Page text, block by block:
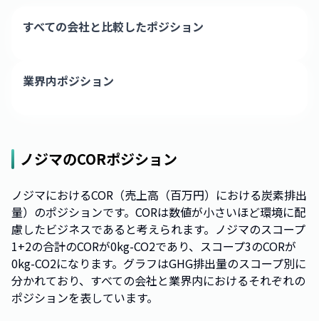
すべての会社と比較したポジション
業界内ポジション
ノジマのCORポジション
ノジマにおけるCOR（売上高（百万円）における炭素排出
量）のポジションです。CORは数値が小さいほど環境に配
慮したビジネスであると考えられます。ノジマのスコープ
1+2の合計のCORが0kg-CO2であり、スコープ3のCORが
0kg-CO2になります。グラフはGHG排出量のスコープ別に
分かれており、すべての会社と業界内におけるそれぞれの
ポジションを表しています。